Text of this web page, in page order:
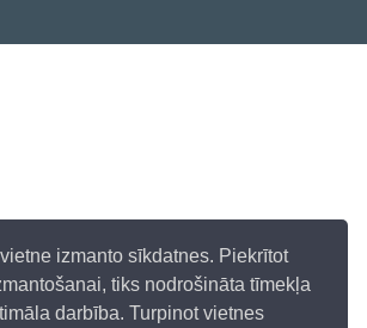
izmanto sīkdatnes. Piekrītot
tiks nodrošināta tīmekļa
darbība. Turpinot vietnes